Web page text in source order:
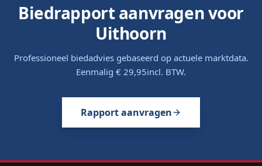
Biedrapport aanvragen voor
Uithoorn
Professioneel biedadvies gebaseerd op actuele marktdata.
Eenmalig € 29,95incl. BTW.
Rapport aanvragen